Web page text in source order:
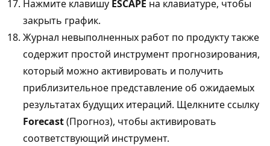
Нажмите клавишу ESCAPE на клавиатуре, чтобы
закрыть график.
Журнал невыполненных работ по продукту также
содержит простой инструмент прогнозирования,
который можно активировать и получить
приблизительное представление об ожидаемых
результатах будущих итераций. Щелкните ссылку
Forecast(Прогноз), чтобы активировать
соответствующий инструмент.